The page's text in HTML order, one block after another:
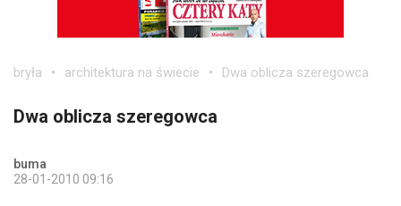
bryła architektura na świecie Dwa oblicza szeregowca
Dwa oblicza szeregowca
buma
28-01-2010 09:16